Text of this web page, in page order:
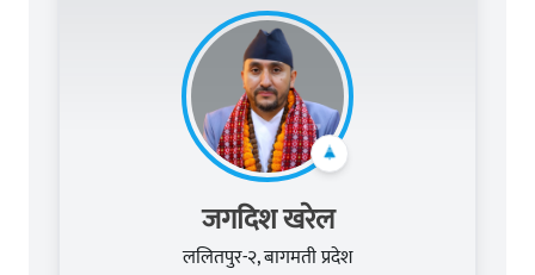
जगदिश खरेल
ललितपुर-२, बागमती प्रदेश